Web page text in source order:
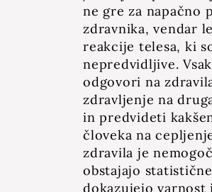
ne gre za napačno
zdravnika, vendar
reakcije telesa, ki
nepredvidljive.
odgovori na
zdravljenje na
in predvideti
človeka na
zdravila je
obstajajo
dokazujejo varnost